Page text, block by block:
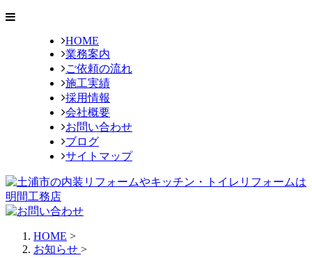
HOME
業務案内
ご依頼の流れ
施工実績
採用情報
会社概要
お問い合わせ
ブログ
サイトマップ
HOME >
お知らせ >